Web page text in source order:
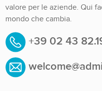
valore per le aziende. Qui
mondo che cambia.
+39 02 43